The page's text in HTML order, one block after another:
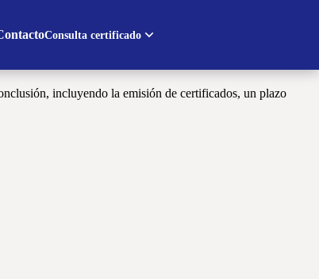
Consulta certificado
están la preparación del material de apoyo y del
incluyendo la emisión de certificados, un plazo